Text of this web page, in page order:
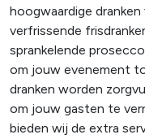
hoogwaardige dranken
verfrissende
sprankelende
om jouw evenement
dranken worden
om jouw gasten te
bieden wij de extra